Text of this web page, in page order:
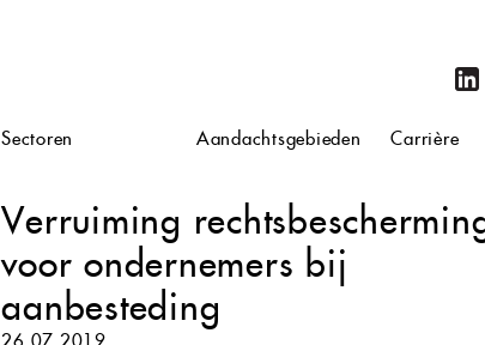
Sectoren Aandachtsgebieden Carrière
Verruiming
voor ondernemers bij
aanbesteding